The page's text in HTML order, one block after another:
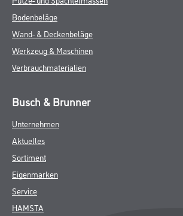
Bodenbeläge
Wand- & Deckenbeläge
Werkzeug & Maschinen
Verbrauchmaterialien
Busch & Brunner
Unternehmen
Aktuelles
Sortiment
Eigenmarken
Service
HAMSTA